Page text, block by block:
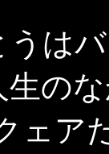
うは
生の
ェア